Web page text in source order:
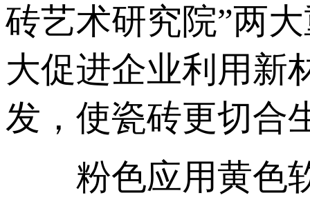
砖艺术研究院”两大
大促进企业利用新材
发，使瓷砖更切合
粉色应用黄色软